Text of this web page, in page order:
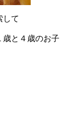
して
歳と４歳のお子